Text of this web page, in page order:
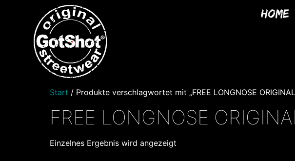
Home
Start / Produkte verschlagwortet mit „FREE LONGNOSE
FREE LONGNOSE
Einzelnes Ergebnis wird angezeigt